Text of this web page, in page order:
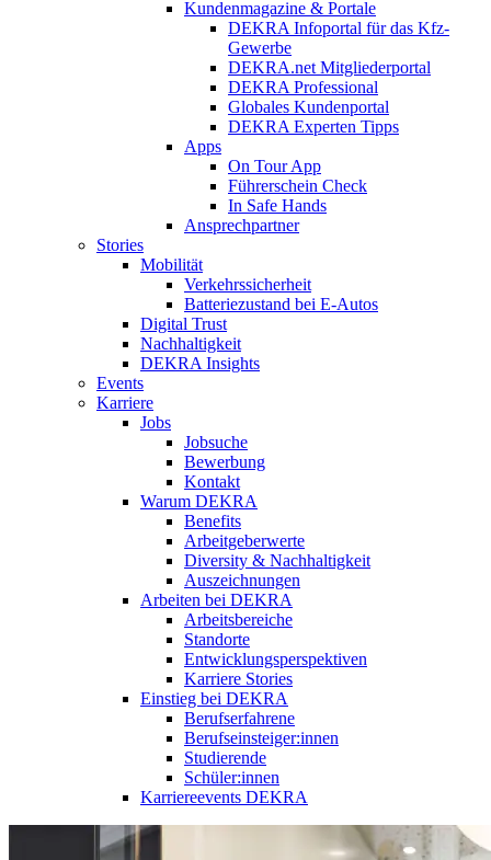
Kundenmagazine & Portale
DEKRA Infoportal für das Kfz-
Gewerbe
DEKRA.net Mitgliederportal
DEKRA Professional
Globales Kundenportal
DEKRA Experten Tipps
Apps
On Tour App
Führerschein Check
In Safe Hands
Ansprechpartner
Stories
Mobilität
Verkehrssicherheit
Batteriezustand bei E-Autos
Digital Trust
Nachhaltigkeit
DEKRA Insights
Events
Karriere
Jobs
Jobsuche
Bewerbung
Kontakt
Warum DEKRA
Benefits
Arbeitgeberwerte
Diversity & Nachhaltigkeit
Auszeichnungen
Arbeiten bei DEKRA
Arbeitsbereiche
Standorte
Entwicklungsperspektiven
Karriere Stories
Einstieg bei DEKRA
Berufserfahrene
Berufseinsteiger:innen
Studierende
Schüler:innen
Karriereevents DEKRA